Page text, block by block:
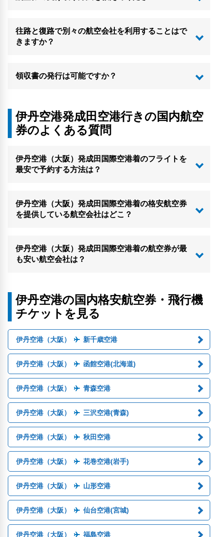
往路と復路で別々の航空会社を利用することはで
きますか？
領収書の発行は可能ですか？
伊丹空港発成田空港行きの国内航空
券のよくある質問
伊丹空港（大阪）発成田国際空港着のフライトを
最安で予約する方法は？
伊丹空港（大阪）発成田国際空港着の格安航空券
を提供している航空会社はどこ？
伊丹空港（大阪）発成田国際空港着の航空券が最
も安い航空会社は？
伊丹空港の国内格安航空券・飛行機
チケットを見る
伊丹空港（大阪） 新千歳空港
伊丹空港（大阪） 函館空港(北海道)
伊丹空港（大阪） 青森空港
伊丹空港（大阪） 三沢空港(青森)
伊丹空港（大阪） 秋田空港
伊丹空港（大阪） 花巻空港(岩手)
伊丹空港（大阪） 山形空港
伊丹空港（大阪） 仙台空港(宮城)
伊丹空港（大阪） 福島空港